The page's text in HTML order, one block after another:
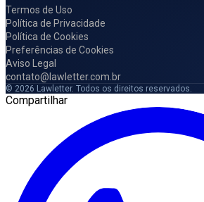
Termos de Uso
Política de Privacidade
Política de Cookies
Preferências de Cookies
Aviso Legal
contato@lawletter.com.br
© 2026 Lawletter. Todos os direitos reservados.
Compartilhar